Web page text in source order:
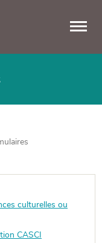
culturelles ou
CASCI